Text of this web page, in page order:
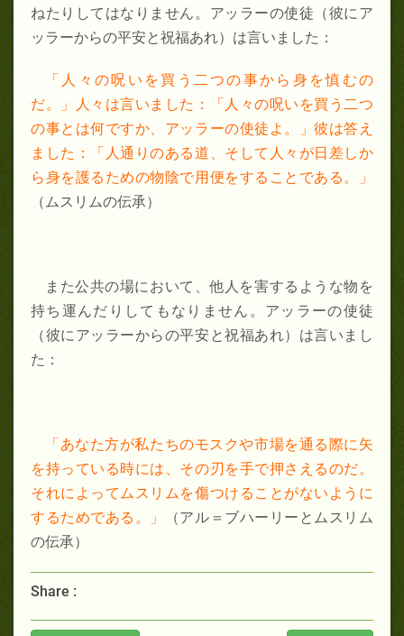
ねたりしてはなりません。アッラーの使徒（彼にア
ッラーからの平安と祝福あれ）は言いました：
「人々の呪いを買う二つの事から身を慎むの
だ。」人々は言いました：「人々の呪いを買う二つ
の事とは何ですか、アッラーの使徒よ。」彼は答え
ました：「人通りのある道、そして人々が日差しか
ら身を護るための物陰で用便をすることである。」
（ムスリムの伝承）
また公共の場において、他人を害するような物を
持ち運んだりしてもなりません。アッラーの使徒
（彼にアッラーからの平安と祝福あれ）は言いまし
た：
「あなた方が私たちのモスクや市場を通る際に矢
を持っている時には、その刃を手で押さえるのだ。
それによってムスリムを傷つけることがないように
するためである。」
（アル＝ブハーリーとムスリム
の伝承）
Share :